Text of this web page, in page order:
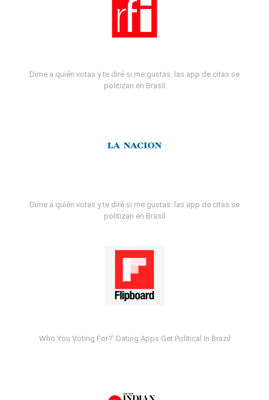
Dime a quién votas y te diré si me gustas: las app de citas se
politizan en Brasil
Dime a quién votas y te diré si me gustas: las app de citas se
politizan en Brasil
Who You Voting For?' Dating Apps Get Political In Brazil